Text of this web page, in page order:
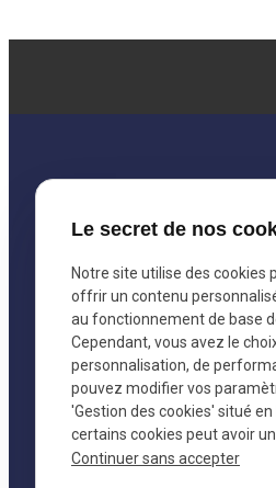
Coordonnées
contact@avocat-
1 rue taulier
38000 GRENOBLE
Le secret de nos
Notre site utilise des cookies
offrir un contenu
au fonctionnement de base
Cependant, vous avez le
personnalisation, de
pouvez modifier vos
'Gestion des cookies' situé
certains cookies peut avoir
Continuer sans accepter